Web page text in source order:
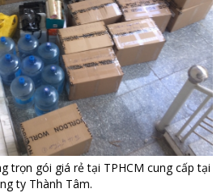
trọn gói giá rẻ tại TPHCM cung cấp tại
ty Thành Tâm.